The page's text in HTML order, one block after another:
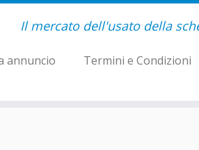
Il mercato dell'usato della
annuncio Termini e Condizioni